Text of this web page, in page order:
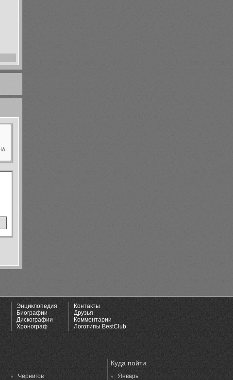
Энциклопедия
Биографии
Дискографии
Хронограф
Контакты
Друзья
Комментарии
Логотипы BestClub
Чернигов
Куда пойти
Январь